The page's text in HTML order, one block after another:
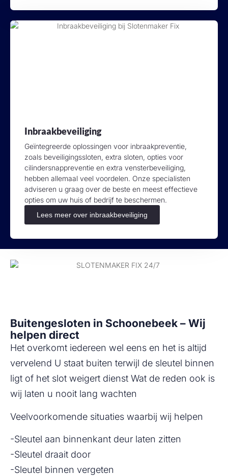
Inbraakbeveiliging
Geïntegreerde oplossingen voor inbraakpreventie,
zoals beveiligingssloten, extra sloten, opties voor
cilindersnappreventie en extra vensterbeveiliging,
hebben allemaal veel voordelen. Onze specialisten
adviseren u graag over de beste en meest effectieve
opties om uw huis of bedrijf te beschermen.
Lees meer over inbraakbeveiliging
Buitengesloten in Schoonebeek – Wij
helpen direct
Het overkomt iedereen wel eens en het is altijd
vervelend U staat buiten terwijl de sleutel binnen
ligt of het slot weigert dienst Wat de reden ook is
wij laten u nooit lang wachten
Veelvoorkomende situaties waarbij wij helpen
-Sleutel aan binnenkant deur laten zitten
-Sleutel draait door
-Sleutel binnen vergeten